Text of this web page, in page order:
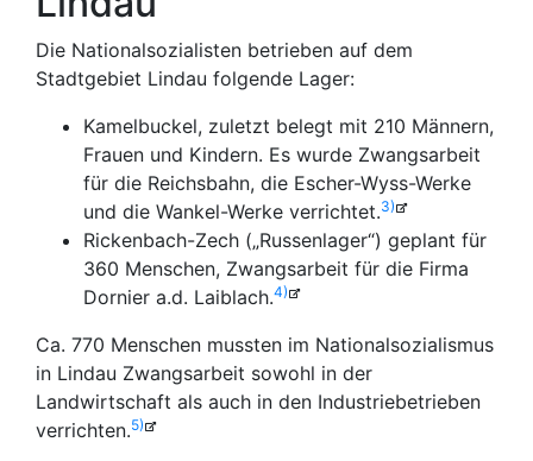
Die Nationalsozialisten betrieben auf dem
Stadtgebiet Lindau folgende Lager:
Kamelbuckel, zuletzt belegt mit 210 Männern,
Frauen und Kindern. Es wurde Zwangsarbeit
für die Reichsbahn, die Escher-Wyss-Werke
und die Wankel-Werke verrichtet.3)
Rickenbach-Zech („Russenlager“) geplant für
360 Menschen, Zwangsarbeit für die Firma
Dornier a.d. Laiblach.4)
Ca. 770 Menschen mussten im Nationalsozialismus
in Lindau Zwangsarbeit sowohl in der
Landwirtschaft als auch in den Industriebetrieben
verrichten.5)